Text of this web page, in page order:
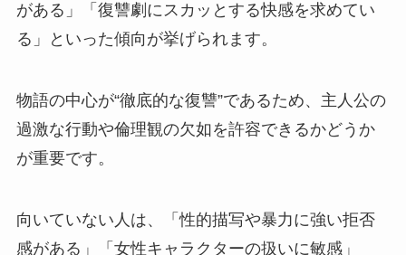
がある」「復讐劇にスカッとする快感を求めてい
る」といった傾向が挙げられます。
物語の中心が“徹底的な復讐”であるため、主人公の
過激な行動や倫理観の欠如を許容できるかどうか
が重要です。
向いていない人は、「性的描写や暴力に強い拒否
感がある」「女性キャラクターの扱いに敏感」